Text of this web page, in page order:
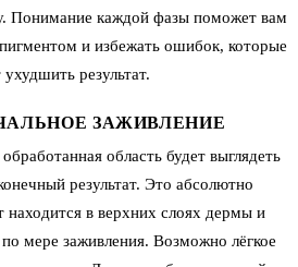
Понимание каждой фазы поможет вам
и избежать ошибок, которые
результат.
ЗАЖИВЛЕНИЕ
область будет выглядеть
результат. Это абсолютно
в верхних слоях дермы и
по мере заживления. Возможно лёгкое